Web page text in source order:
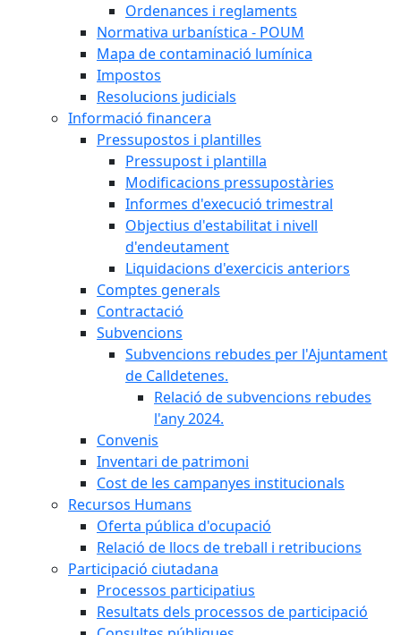
Ordenances i reglaments
Normativa urbanística - POUM
Mapa de contaminació lumínica
Impostos
Resolucions judicials
Informació financera
Pressupostos i plantilles
Pressupost i plantilla
Modificacions pressupostàries
Informes d'execució trimestral
Objectius d'estabilitat i nivell
d'endeutament
Liquidacions d'exercicis anteriors
Comptes generals
Contractació
Subvencions
Subvencions rebudes per l'Ajuntament
de Calldetenes.
Relació de subvencions rebudes
l'any 2024.
Convenis
Inventari de patrimoni
Cost de les campanyes institucionals
Recursos Humans
Oferta pública d'ocupació
Relació de llocs de treball i retribucions
Participació ciutadana
Processos participatius
Resultats dels processos de participació